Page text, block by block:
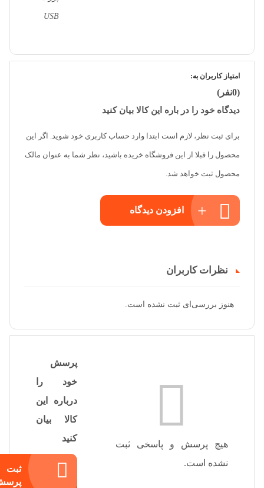
USB
امتیاز کاربران به:
(0نفر)
دیدگاه خود را در باره این کالا بیان کنید
برای ثبت نظر، لازم است ابتدا وارد حساب کاربری خود شوید. اگر این
محصول را قبلا از این فروشگاه خریده باشید، نظر شما به عنوان مالک
محصول ثبت خواهد شد.
افزودن دیدگاه
نظرات کاربران
هنوز بررسی‌ای ثبت نشده است.
هیچ پرسش و پاسخی ثبت
نشده است.
پرسش
خود را
درباره این
کالا بیان
کنید
ثبت